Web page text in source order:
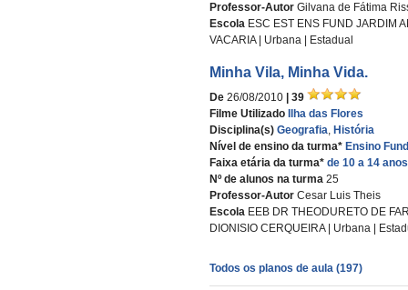
Professor-Autor Gilvana de Fátima
Escola ESC EST ENS FUND JARDIM
VACARIA | Urbana | Estadual
Minha Vila, Minha Vida.
De 26/08/2010
| 39
Filme Utilizado
Ilha das Flores
Disciplina(s) Geografia, História
Nível de ensino da turma* Ensino
Faixa etária da turma* de 10 a 14 anos
Nº de alunos na turma 25
Professor-Autor Cesar Luis Theis
Escola EEB DR THEODURETO DE
DIONISIO CERQUEIRA | Urbana |
Todos os planos de aula (197)